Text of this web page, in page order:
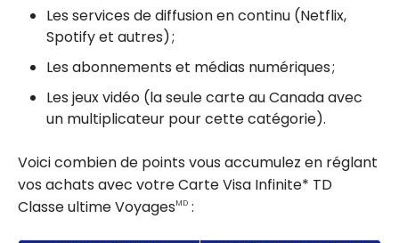
Les services de diffusion en continu (Netflix,
Spotify et autres) ;
Les abonnements et médias numériques ;
Les jeux vidéo (la seule carte au Canada avec
un multiplicateur pour cette catégorie).
Voici combien de points vous accumulez en réglant
vos achats avec votre Carte Visa Infinite* TD
Classe ultime VoyagesMD :